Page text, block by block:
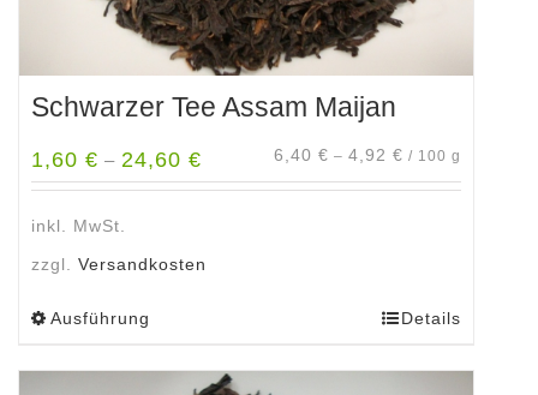
Schwarzer Tee Assam Maijan
1,60 € – 24,60 € 6,40 € – 4,92 € / 100 g
inkl. MwSt.
zzgl. Versandkosten
Ausführung Details